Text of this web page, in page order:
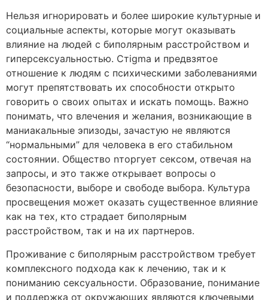
Нельзя игнорировать и более широкие культурные и
социальные аспекты, которые могут оказывать
влияние на людей с биполярным расстройством и
гиперсексуальностью. Стigma и предвзятое
отношение к людям с психическими заболеваниями
могут препятствовать их способности открыто
говорить о своих опытах и искать помощь. Важно
понимать, что влечения и желания, возникающие в
маниакальные эпизоды, зачастую не являются
“нормальными” для человека в его стабильном
состоянии. Общество nторгует сексом, отвечая на
запросы, и это также открывает вопросы о
безопасности, выборе и свободе выбора. Культура
просвещения может оказать существенное влияние
как на тех, кто страдает биполярным
расстройством, так и на их партнеров.
Проживание с биполярным расстройством требует
комплексного подхода как к лечению, так и к
пониманию сексуальности. Образование, понимание
и поддержка от окружающих являются ключевыми